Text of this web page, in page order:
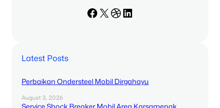
Facebook X Dribbble LinkedIn
Latest Posts
Perbaikan Ondersteel Mobil Dirgahayu
August 3, 2026